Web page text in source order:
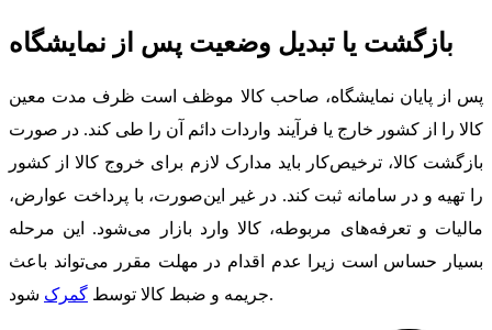
بازگشت یا تبدیل وضعیت پس از نمایشگاه
پس از پایان نمایشگاه، صاحب کالا موظف است ظرف مدت معین
کالا را از کشور خارج یا فرآیند واردات دائم آن را طی کند. در صورت
بازگشت کالا، ترخیص‌کار باید مدارک لازم برای خروج کالا از کشور
را تهیه و در سامانه ثبت کند. در غیر این‌صورت، با پرداخت عوارض،
مالیات و تعرفه‌های مربوطه، کالا وارد بازار می‌شود. این مرحله
بسیار حساس است زیرا عدم اقدام در مهلت مقرر می‌تواند باعث
جریمه و ضبط کالا توسط گمرک شود.